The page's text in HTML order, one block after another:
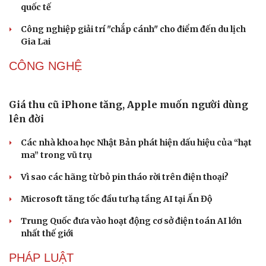
thống ở miền Tây
Phản ứng của Dwayne Johnson khi Moana bị giới phê
bình chê bai
The Odyssey vượt 1 tỷ USD, Christopher Nolan tái lập kỳ
DU LỊCH
Thổ cẩm Chăm Mỹ Nghiệp: Từ ngôn ngữ văn hóa
đến sản phẩm du lịch độc đáo
Vì sao lượng khách Philippines đến Việt Nam tăng
trưởng vượt bậc?
Những hương vị đưa TP.HCM thành thiên đường ẩm
thực đường phố hàng đầu thế giới
Nối đà tăng trưởng, du lịch Vĩnh Long hấp dẫn khách
quốc tế